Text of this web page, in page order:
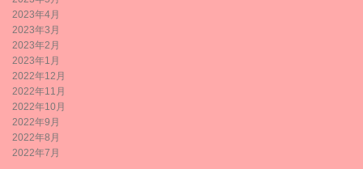
2023年4月
2023年3月
2023年2月
2023年1月
2022年12月
2022年11月
2022年10月
2022年9月
2022年8月
2022年7月